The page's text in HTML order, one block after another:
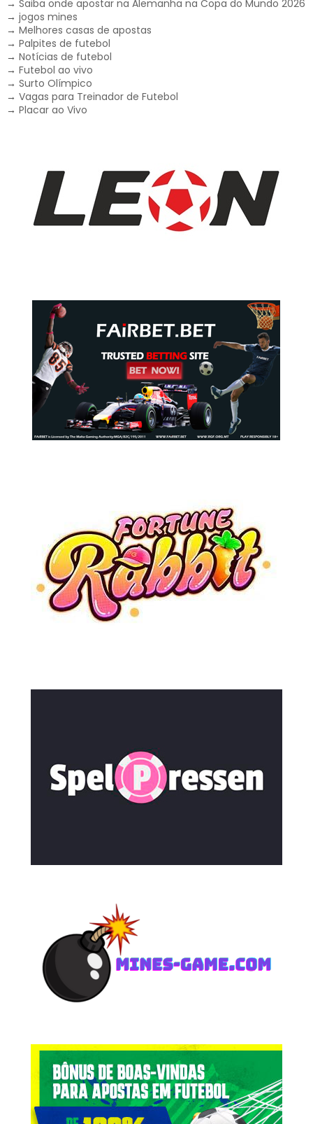
→ Saiba onde apostar na Alemanha na Copa do Mundo 2026
→ jogos mines
→ Melhores casas de apostas
→ Palpites de futebol
→ Notícias de futebol
→ Futebol ao vivo
→ Surto Olímpico
→ Vagas para Treinador de Futebol
→ Placar ao Vivo